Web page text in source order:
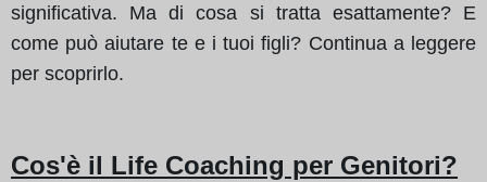
significativa. Ma di cosa si tratta esattamente? E
come può aiutare te e i tuoi figli? Continua a leggere
per scoprirlo.
Cos'è il Life Coaching per Genitori?